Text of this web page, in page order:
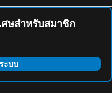
Wellness Stay & Hotel Sukhumvit 107
Blue Hippo Hotel
ลิลลี่ โฮเต็ล แบงค็อก
สวนนงนุช
บีทีเอส อารีย์
ศษสำหรับสมาชิก
ะบบ